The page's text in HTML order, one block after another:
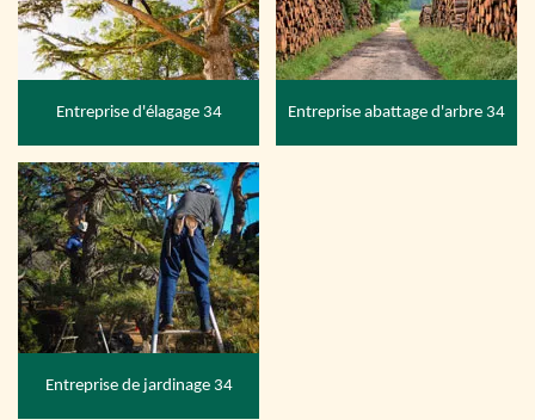
Entreprise d'élagage 34 Entreprise abattage d'arbre 34
Entreprise de jardinage 34